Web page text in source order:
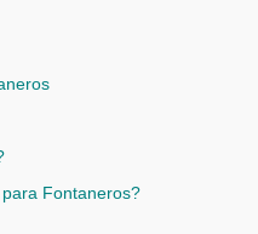
Fontaneros?